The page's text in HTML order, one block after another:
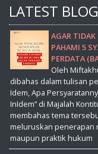
LATEST
AGAR TIDAK
PAHAMI 5
PERDATA
Oleh
dibahas dalam tulisan
Idem, Apa
InIdem” di Majalah
membahas tema
meluruskan penerapan
maupun praktik hukum